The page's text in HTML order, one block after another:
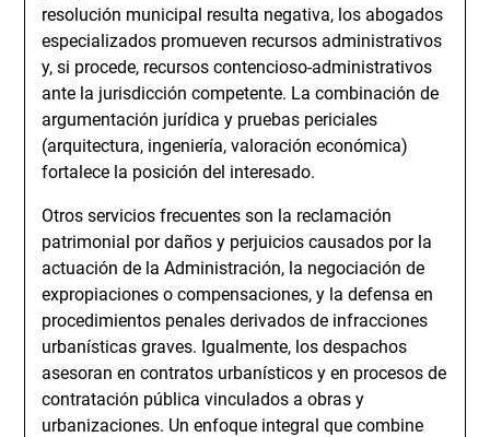
resolución municipal resulta negativa, los abogados
especializados promueven recursos administrativos
y, si procede, recursos contencioso-administrativos
ante la jurisdicción competente. La combinación de
argumentación jurídica y pruebas periciales
(arquitectura, ingeniería, valoración económica)
fortalece la posición del interesado.
Otros servicios frecuentes son la reclamación
patrimonial por daños y perjuicios causados por la
actuación de la Administración, la negociación de
expropiaciones o compensaciones, y la defensa en
procedimientos penales derivados de infracciones
urbanísticas graves. Igualmente, los despachos
asesoran en contratos urbanísticos y en procesos de
contratación pública vinculados a obras y
urbanizaciones. Un enfoque integral que combine